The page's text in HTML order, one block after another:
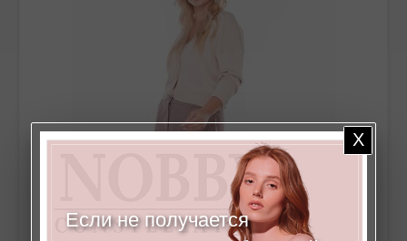
Если не получается